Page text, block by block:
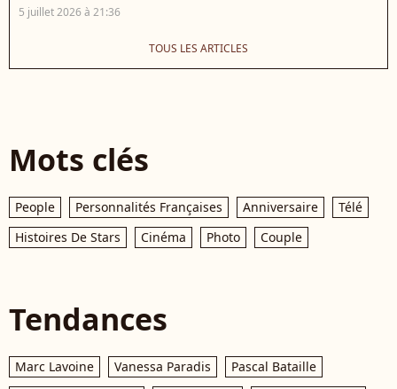
5 juillet 2026 à 21:36
TOUS LES ARTICLES
Mots clés
People Personnalités Françaises Anniversaire
Télé
Histoires De Stars
Cinéma Photo Couple
Tendances
Marc Lavoine Vanessa Paradis
Pascal Bataille